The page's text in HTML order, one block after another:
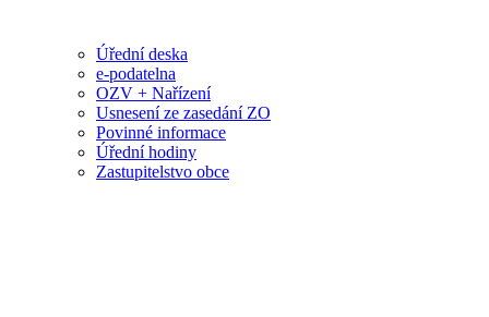
Úřední deska
e-podatelna
OZV + Nařízení
Usnesení ze zasedání ZO
Povinné informace
Úřední hodiny
Zastupitelstvo obce